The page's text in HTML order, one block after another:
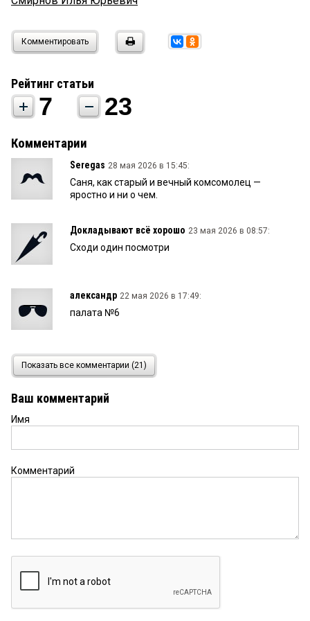
Комментировать
Рейтинг статьи
7 23
Комментарии
Seregas 28 мая 2026 в 15:45:
Саня, как старый и вечный комсомолец —
яростно и ни о чем.
Докладывают всё хорошо 23 мая 2026 в 08:57:
Сходи один посмотри
александр 22 мая 2026 в 17:49:
палата №6
есаул 22 мая 2026 в 12:46:
моя сотня готова собраться.....
дервиш 22 мая 2026 в 12:23:
единственные, кто соглашается это делать
безвозмездно — это общественные казачьи
хулиганов не обходится, но даже этого не
делается, ответ один — в бюджете нет денег, и
участковых полицейских, а так всё хорошо.
Показать все комментарии (21)
Ваш комментарий
Имя
Комментарий